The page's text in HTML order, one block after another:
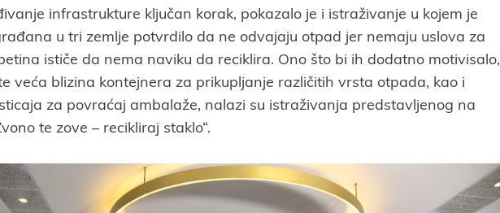
infrastrukture ključan korak, pokazalo je i istraživanje u kojem je
u tri zemlje potvrdilo da ne odvajaju otpad jer nemaju uslova za
ističe da nema naviku da reciklira. Ono što bi ih dodatno motivisalo,
veća blizina kontejnera za prikupljanje različitih vrsta otpada, kao i
za povraćaj ambalaže, nalazi su istraživanja predstavljenog na
te zove – recikliraj staklo“.